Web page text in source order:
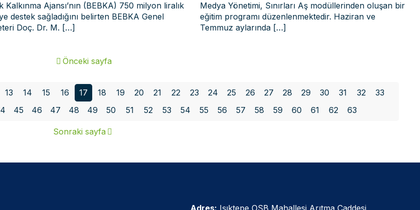
Kalkınma Ajansı’nın (BEBKA) 750 milyon liralık
destek sağladığını belirten BEBKA Genel
Doç. Dr. M. […]
Medya Yönetimi, Sınırları Aş modüllerinden oluşan bir
eğitim programı düzenlenmektedir. Haziran ve
Temmuz aylarında […]
Önceki sayfa
13 14 15 16 17 18 19 20 21 22 23 24 25 26 27 28 29 30 31 32
33
45 46 47 48 49 50 51 52 53 54 55 56 57 58 59 60 61 62 63
Sonraki sayfa
Adres: Işıktepe OSB Mahallesi Arıtma Caddesi